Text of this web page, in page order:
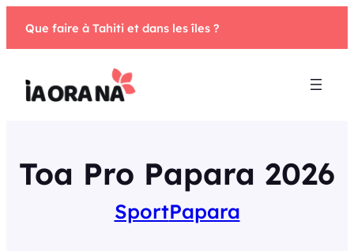
Que faire à Tahiti et dans les îles ?
Toa Pro Papara 2026
SportPapara